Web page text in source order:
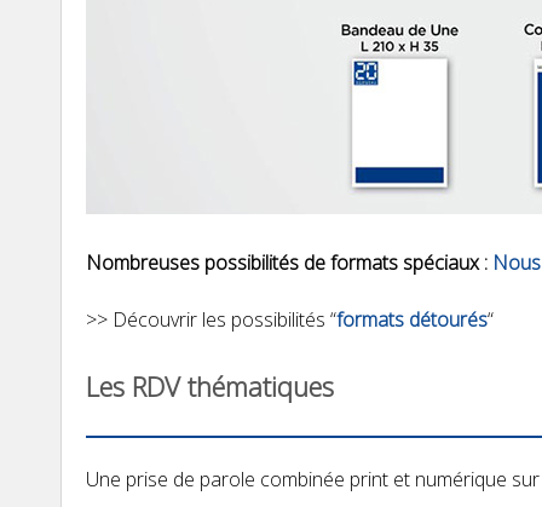
Nombreuses possibilités de formats spéciaux :
>> Découvrir les possibilités “formats détourés“
Les RDV thématiques
Une prise de parole combinée print et numérique